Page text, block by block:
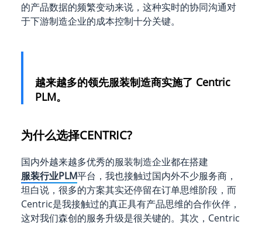
的产品数据的频繁变动来说，这种实时的协同沟通对
于下游制造企业的成本控制十分关键。
越来越多的领先服装制造商实施了 Centric
PLM。
为什么选择CENTRIC?
国内外越来越多优秀的服装制造企业都在搭建
服装行业PLM平台，我也接触过国内外不少服务商，
坦白说，很多的方案其实还停留在订单思维阶段，而
Centric是我接触过的真正具有产品思维的合作伙伴，
这对我们森创的服务升级是很关键的。其次，Centric